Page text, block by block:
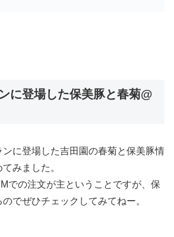
に登場した保美豚と春菊@
に登場した吉田園の春菊と保美豚情
みました。
での注文が主ということですが、保
でぜひチェックしてみてねー。